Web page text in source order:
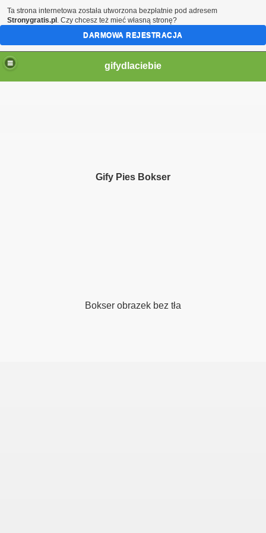
gifydlaciebie
Gify Pies Bokser
Bokser obrazek bez tła
Ta strona internetowa została utworzona bezpłatnie pod adresem
Stronygratis.pl . Czy chcesz też mieć własną stronę?
DARMOWA REJESTRACJA